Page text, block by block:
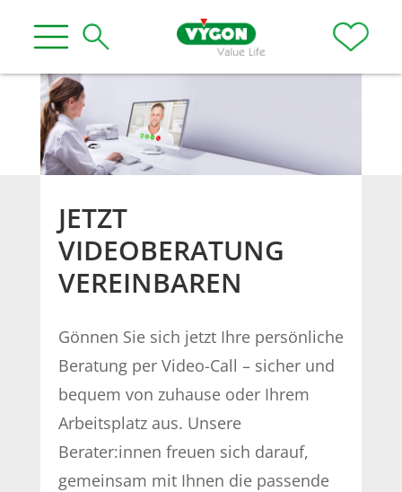
JETZT
VIDEOBERATUNG
VEREINBAREN
Gönnen Sie sich jetzt Ihre persönliche
Beratung per Video-Call – sicher und
bequem von zuhause oder Ihrem
Arbeitsplatz aus. Unsere
Berater:innen freuen sich darauf,
gemeinsam mit Ihnen die passende